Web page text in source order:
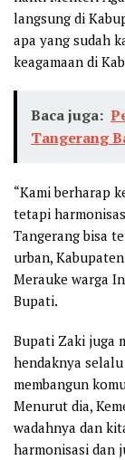
langsung di
apa yang sudah
keagamaan di
Baca juga:
Tangerang
“Kami berharap
tetapi
Tangerang bisa
urban,
Merauke warga
Bupati.
Bupati Zaki juga
hendaknya
membangun
Menurut dia,
wadahnya dan
harmonisasi dan